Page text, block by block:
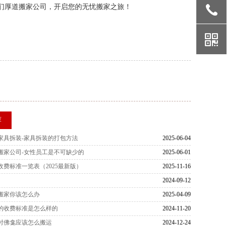
道搬家公司，开启您的无忧搬家之旅！
2025-06-04
具拆装-家具拆装的打包方法
2025-06-01
家公司-女性员工是不可缺少的
2025-11-16
费标准一览表（2025最新版）
2024-09-12
2025-04-09
家你该怎么办
2024-11-20
收费标准是怎么样的
2024-12-24
佛龛应该怎么搬运